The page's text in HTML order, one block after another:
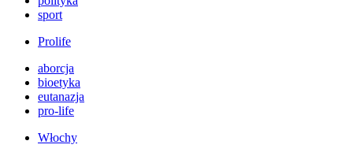
sport
Prolife
aborcja
bioetyka
eutanazja
pro-life
Włochy